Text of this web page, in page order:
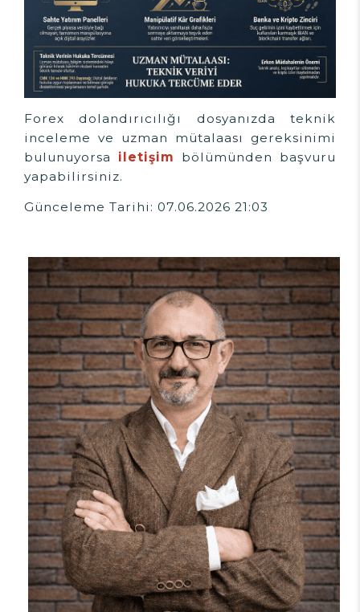
Forex dolandırıcılığı dosyanızda teknik
inceleme ve uzman mütalaası gereksinimi
bulunuyorsa iletişim bölümünden başvuru
yapabilirsiniz.
Günceleme Tarihi: 07.06.2026 21:03